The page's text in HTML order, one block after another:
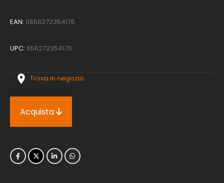
EAN: 0656272354176
UPC: 656272354176
Trova in negozio
Acquista